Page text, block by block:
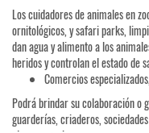
Los cuidadores de animales en
ornitológicos, y safari parks,
dan agua y alimento a los
heridos y controlan el estado de
Comercios
Podrá brindar su colaboración o
guarderías, criaderos,